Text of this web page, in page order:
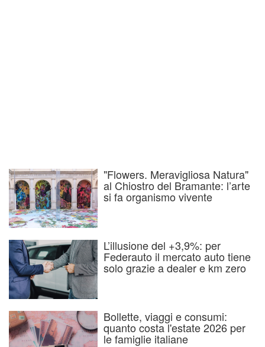
"Flowers. Meravigliosa Natura"
al Chiostro del Bramante: l’arte
si fa organismo vivente
L’illusione del +3,9%: per
Federauto il mercato auto tiene
solo grazie a dealer e km zero
Bollette, viaggi e consumi:
quanto costa l'estate 2026 per
le famiglie italiane